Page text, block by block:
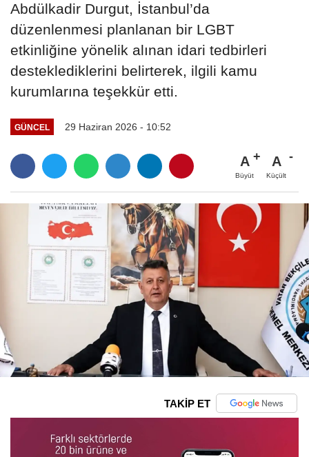
Abdülkadir Durgut, İstanbul’da
düzenlenmesi planlanan bir LGBT
etkinliğine yönelik alınan idari tedbirleri
desteklediklerini belirterek, ilgili kamu
kurumlarına teşekkür etti.
GÜNCEL 29 Haziran 2026 - 10:52
A
Büyüt
A
Küçült
TAKİP ET